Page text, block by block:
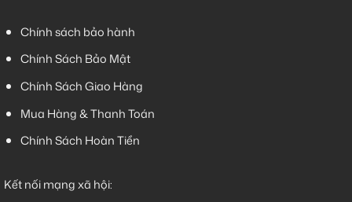
Chính sách bảo hành
Chính Sách Bảo Mật
Chính Sách Giao Hàng
Mua Hàng & Thanh Toán
Chính Sách Hoàn Tiền
Kết nối mạng xã hội: